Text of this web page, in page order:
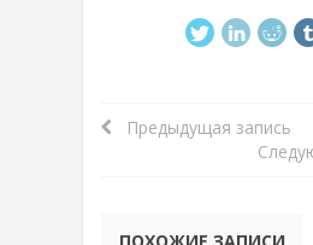
Предыдущая запись